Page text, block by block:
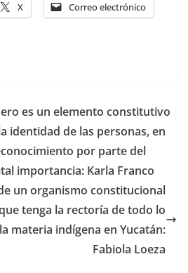
X Correo electrónico
es un elemento constitutivo
identidad de las personas, en
por parte del
importancia: Karla Franco
un organismo constitucional
tenga la rectoría de todo lo
materia indígena en Yucatán:
Fabiola Loeza